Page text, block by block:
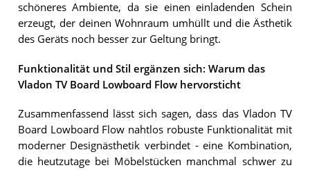
schöneres Ambiente, da sie einen einladenden Schein
erzeugt, der deinen Wohnraum umhüllt und die Ästhetik
des Geräts noch besser zur Geltung bringt.
Funktionalität und Stil ergänzen sich: Warum das
Vladon TV Board Lowboard Flow hervorsticht
Zusammenfassend lässt sich sagen, dass das Vladon TV
Board Lowboard Flow nahtlos robuste Funktionalität mit
moderner Designästhetik verbindet - eine Kombination,
die heutzutage bei Möbelstücken manchmal schwer zu